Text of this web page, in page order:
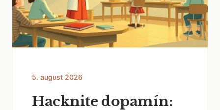
5. august 2026
Hacknite dopamín: